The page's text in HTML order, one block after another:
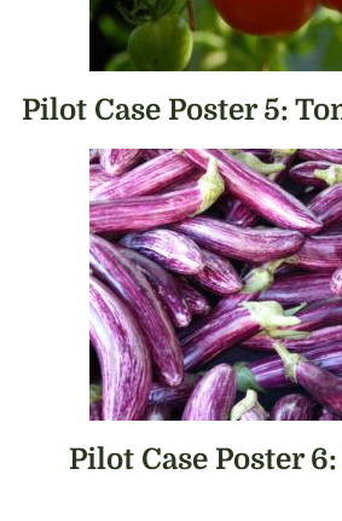
Pilot Case Poster 5:
Pilot Case Poster